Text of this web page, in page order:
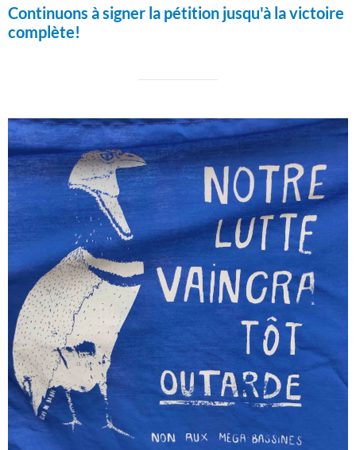
Continuons à signer la pétition jusqu'à la victoire
complète!